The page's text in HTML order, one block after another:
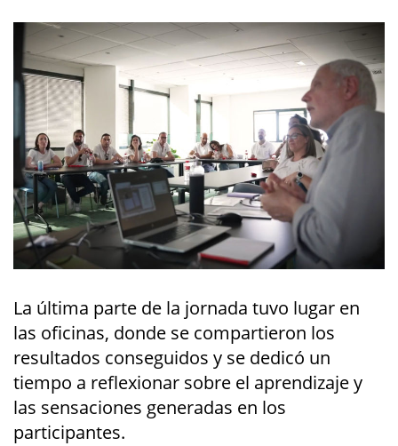
La última parte de la jornada tuvo lugar en
las oficinas, donde se compartieron los
resultados conseguidos y se dedicó un
tiempo a reflexionar sobre el aprendizaje y
las sensaciones generadas en los
participantes.